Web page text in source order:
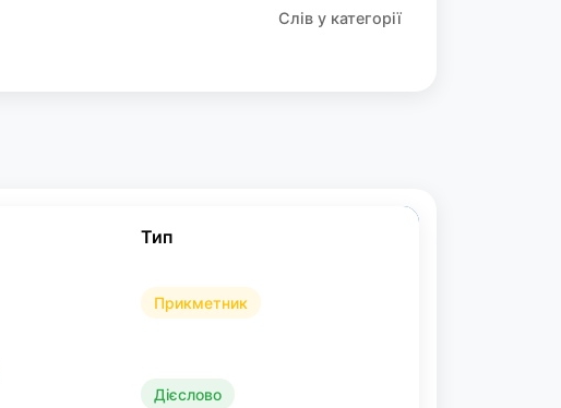
Слів у категорії
Тип
Прикметник
Дієслово